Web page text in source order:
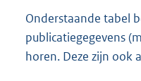
d
p
u
s
g
r
a
d
p
d
s
g
o
a
d
n
d
s
l
o
a
a
n
d
Onderstaande tabel
publicatiegegevens
horen. Deze zijn ook